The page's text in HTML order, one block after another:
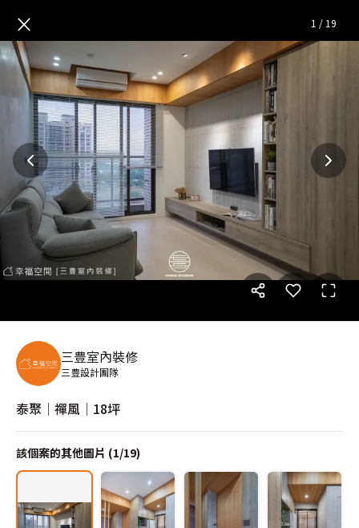
泰聚│禪風│18坪 — 完整照
× 1 / 19
三豊室內裝修
三豊設計團隊
泰聚│禪風│18坪
該個案的其他圖片 (1/19)